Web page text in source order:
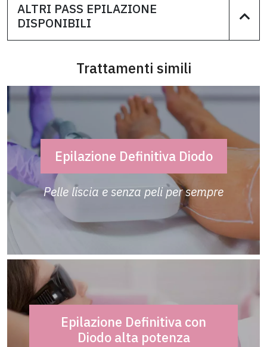
ALTRI PASS EPILAZIONE
DISPONIBILI
Trattamenti simili
Epilazione Definitiva Diodo
Pelle liscia e senza peli per sempre
Epilazione Definitiva con
Diodo alta potenza